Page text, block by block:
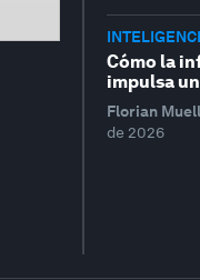
Cómo la
impulsa
Florian
de 2026